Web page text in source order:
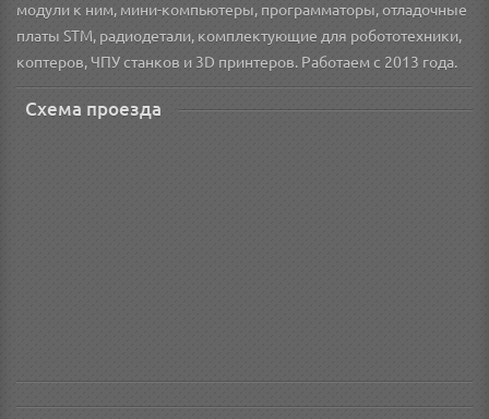
модули к ним, мини-компьютеры, программаторы, отладочные
платы STM, радиодетали, комплектующие для робототехники,
коптеров, ЧПУ станков и 3D принтеров. Работаем с 2013 года.
Схема проезда